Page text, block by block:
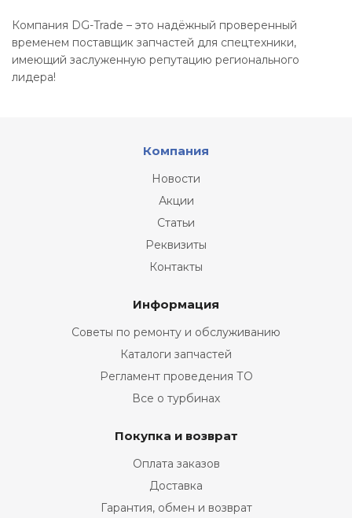
Компания DG-Trade – это надёжный проверенный
временем поставщик запчастей для спецтехники,
имеющий заслуженную репутацию регионального
лидера!
Компания
Новости
Акции
Статьи
Реквизиты
Контакты
Информация
Советы по ремонту и обслуживанию
Каталоги запчастей
Регламент проведения ТО
Все о турбинах
Покупка и возврат
Оплата заказов
Доставка
Гарантия, обмен и возврат